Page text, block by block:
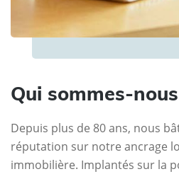
Qui sommes-
Depuis plus de 80 ans, nous
réputation sur notre ancrage
immobilière. Implantés sur la